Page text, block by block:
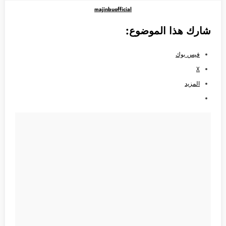
majinbuofficial
شارك هذا الموضوع:
فيس بوك
X
المزيد